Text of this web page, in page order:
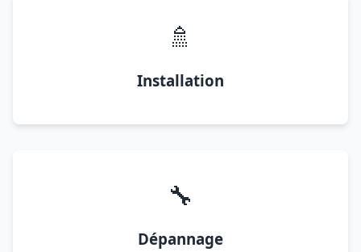
🚿
Installation
🔧
Dépannage